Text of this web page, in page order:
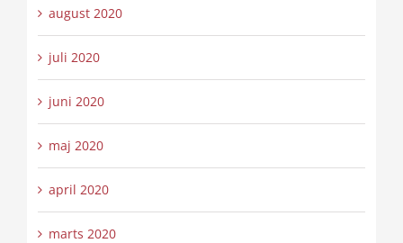
august 2020
juli 2020
juni 2020
maj 2020
april 2020
marts 2020